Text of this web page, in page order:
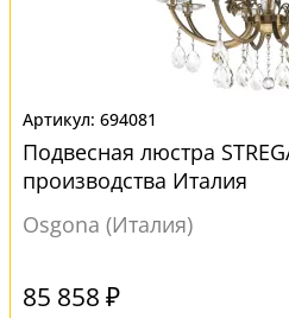
694081
Подвесная люстра
производства Италия
Osgona (Италия)
85 858 ₽